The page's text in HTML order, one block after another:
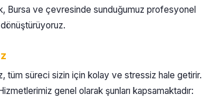
Bursa ve çevresinde sunduğumuz profesyonel
tüm süreci sizin için kolay ve stressiz hale getirir.
genel olarak şunları kapsamaktadır: